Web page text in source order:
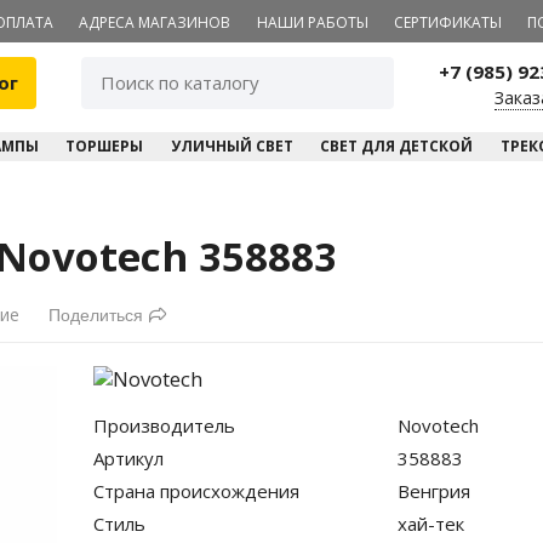
АДРЕСА МАГАЗИНОВ НАШИ РАБОТЫ СЕРТИФИКАТЫ
+7 (985)
ТОРШЕРЫ УЛИЧНЫЙ СВЕТ СВЕТ ДЛЯ ДЕТСКОЙ
358883
Поделиться
Производитель
Novotech
Артикул
358883
Страна происхождения
Венгрия
Стиль
хай-тек